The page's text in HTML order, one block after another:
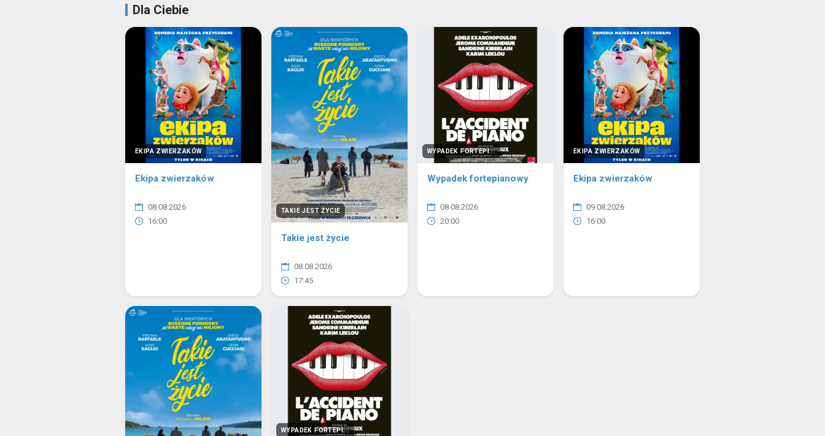
Dla Ciebie
EKIPA ZWIERZAKÓW
Ekipa zwierzaków
08.08.2026
16:00
TAKIE JEST ŻYCIE
Takie jest życie
08.08.2026
17:45
WYPADEK FORTEPI...
Wypadek fortepianowy
08.08.2026
20:00
EKIPA ZWIERZAKÓW
Ekipa zwierzaków
09.08.2026
16:00
WYPADEK FORTEPI...